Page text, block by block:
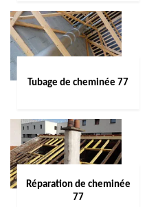
Tubage de cheminée 77
Réparation de cheminée
77